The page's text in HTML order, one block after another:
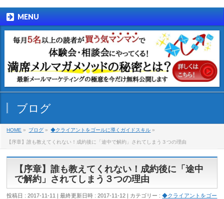
MENU
ブログ
HOME » ブログ » ◆クライアントをゴールに導くガイドスキル »
【序章】誰も教えてくれない！成約後に「途中で解約」されてしまう３つの理由
【序章】誰も教えてくれない！成約後に「途中
で解約」されてしまう３つの理由
投稿日 : 2017-11-11 最終更新日時 : 2017-11-12 カテゴリー :◆クライアントをゴー